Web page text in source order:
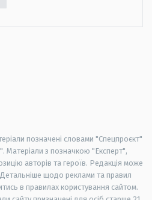
позначені словами "Спецпроєкт"
Матеріали з позначкою "Експерт",
авторів та героїв. Редакція може
Детальніше щодо реклами та правил
в правилах користування сайтом.